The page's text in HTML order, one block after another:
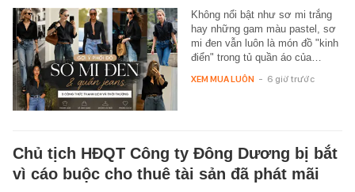
Không nổi bật như sơ mi trắng
hay những gam màu pastel, sơ
mi đen vẫn luôn là món đồ "kinh
điển" trong tủ quần áo của…
XEM MUA LUÔN - 6 giờ trước
Chủ tịch HĐQT Công ty Đông Dương bị bắt
vì cáo buộc cho thuê tài sản đã phát mãi